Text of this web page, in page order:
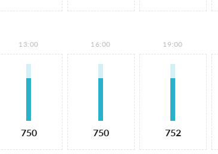
13:00
750
16:00
750
19:00
752